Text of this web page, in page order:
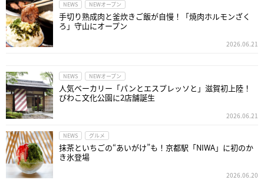
NEWS NEWオープン
手切り熟成肉と釜炊きご飯が自慢！「焼肉ホルモンざく
ろ」守山にオープン
2026.06.21
NEWS NEWオープン
人気ベーカリー「パンとエスプレッソと」滋賀初上陸！
びわこ文化公園に2店舗誕生
2026.06.21
NEWS グルメ
抹茶といちごの“あいがけ”も！京都駅「NIWA」に初のか
き氷登場
2026.06.20